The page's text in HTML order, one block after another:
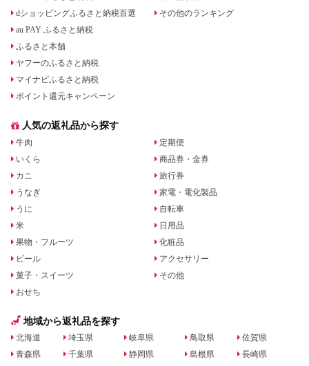
dショッピングふるさと納税百選
au PAY ふるさと納税
ふるさと本舗
ヤフーのふるさと納税
マイナビふるさと納税
ポイント還元キャンペーン
その他のランキング
人気の返礼品から探す
牛肉
いくら
カニ
うなぎ
うに
米
果物・フルーツ
ビール
菓子・スイーツ
おせち
定期便
商品券・金券
旅行券
家電・電化製品
自転車
日用品
化粧品
アクセサリー
その他
地域から返礼品を探す
北海道
青森県
埼玉県
千葉県
岐阜県
静岡県
鳥取県
島根県
佐賀県
長崎県